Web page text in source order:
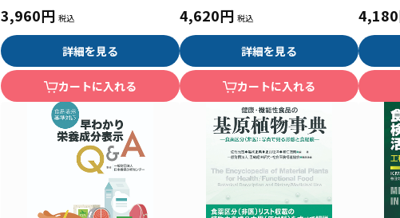
3,960円
詳細を見る
カートに入れる
4,620円
詳細を見る
カートに入れる